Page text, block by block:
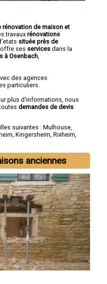
rénovation de maison et
travaux rénovations
située près de
ses services dans la
à Osenbach
des agences
particuliers.
plus d'informations, nous
demandes de devis
suivantes : Mulhouse,
, Kingersheim, Rixheim,
anciennes